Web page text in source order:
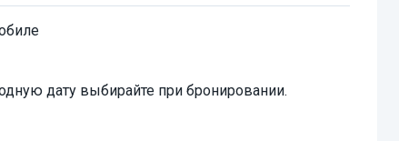
дату выбирайте при бронировании.